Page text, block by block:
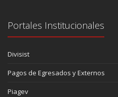
Portales Institucionales
Divisist
Pagos de Egresados y Externos
Piagev